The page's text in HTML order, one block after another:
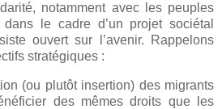
notamment avec les peuples
le cadre d’un projet sociétal
ouvert sur l’avenir. Rappelons
stratégiques :
(ou plutôt insertion) des migrants
des mêmes droits que les